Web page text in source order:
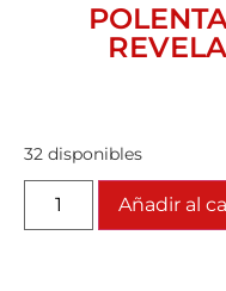
32 disponibles
Añadir al